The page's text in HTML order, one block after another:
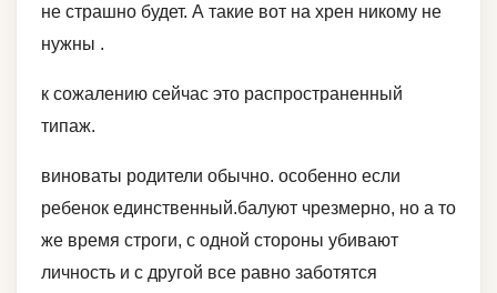
не страшно будет. А такие вот на хрен никому не
нужны .
к сожалению сейчас это распространенный
типаж.
виноваты родители обычно. особенно если
ребенок единственный.балуют чрезмерно, но а то
же время строги, с одной стороны убивают
личность и с другой все равно заботятся